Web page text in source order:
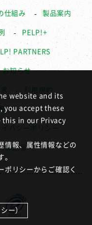
仕組み 製品案内
PELP!+
PARTNERS
お知らせ
利用規約
バシーポリシー
部送信
website and its
you accept these
this in our Privacy
情報、属性情報などの
。
ポリシーからご確認く
ー）